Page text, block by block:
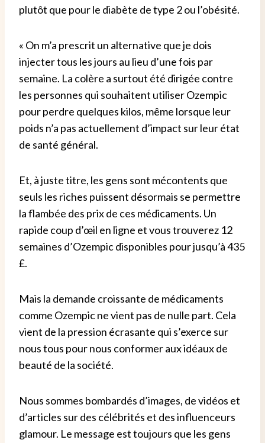
plutôt que pour le diabète de type 2 ou l’obésité.
« On m’a prescrit un alternative que je dois
injecter tous les jours au lieu d’une fois par
semaine. La colère a surtout été dirigée contre
les personnes qui souhaitent utiliser Ozempic
pour perdre quelques kilos, même lorsque leur
poids n’a pas actuellement d’impact sur leur état
de santé général.
Et, à juste titre, les gens sont mécontents que
seuls les riches puissent désormais se permettre
la flambée des prix de ces médicaments. Un
rapide coup d’œil en ligne et vous trouverez 12
semaines d’Ozempic disponibles pour jusqu’à 435
£.
Mais la demande croissante de médicaments
comme Ozempic ne vient pas de nulle part. Cela
vient de la pression écrasante qui s’exerce sur
nous tous pour nous conformer aux idéaux de
beauté de la société.
Nous sommes bombardés d’images, de vidéos et
d’articles sur des célébrités et des influenceurs
glamour. Le message est toujours que les gens